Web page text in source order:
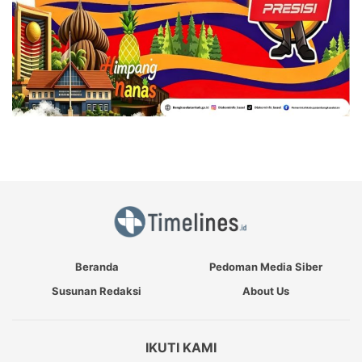
Beranda
Pedoman Media Siber
Susunan Redaksi
About Us
IKUTI KAMI